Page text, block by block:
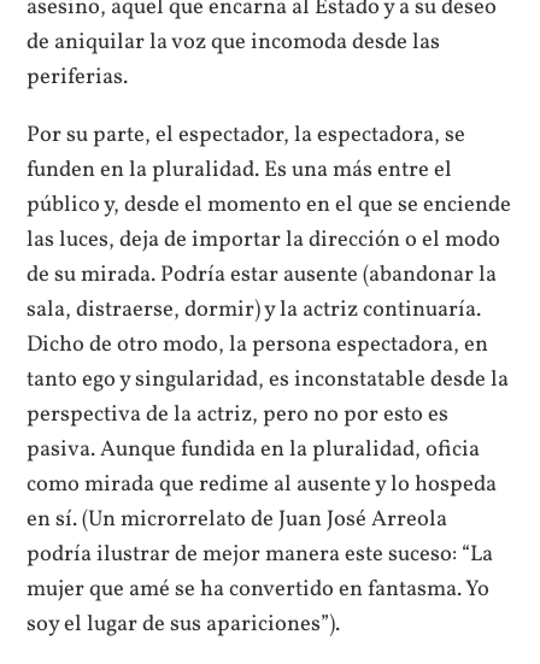
asesino, aquel que encarna al Estado y a su deseo
de aniquilar la voz que incomoda desde las
periferias.
Por su parte, el espectador, la espectadora, se
funden en la pluralidad. Es una más entre el
público y, desde el momento en el que se enciende
las luces, deja de importar la dirección o el modo
de su mirada. Podría estar ausente (abandonar la
sala, distraerse, dormir) y la actriz continuaría.
Dicho de otro modo, la persona espectadora, en
tanto ego y singularidad, es inconstatable desde la
perspectiva de la actriz, pero no por esto es
pasiva. Aunque fundida en la pluralidad, oficia
como mirada que redime al ausente y lo hospeda
en sí. (Un microrrelato de Juan José Arreola
podría ilustrar de mejor manera este suceso: “La
mujer que amé se ha convertido en fantasma. Yo
soy el lugar de sus apariciones”).